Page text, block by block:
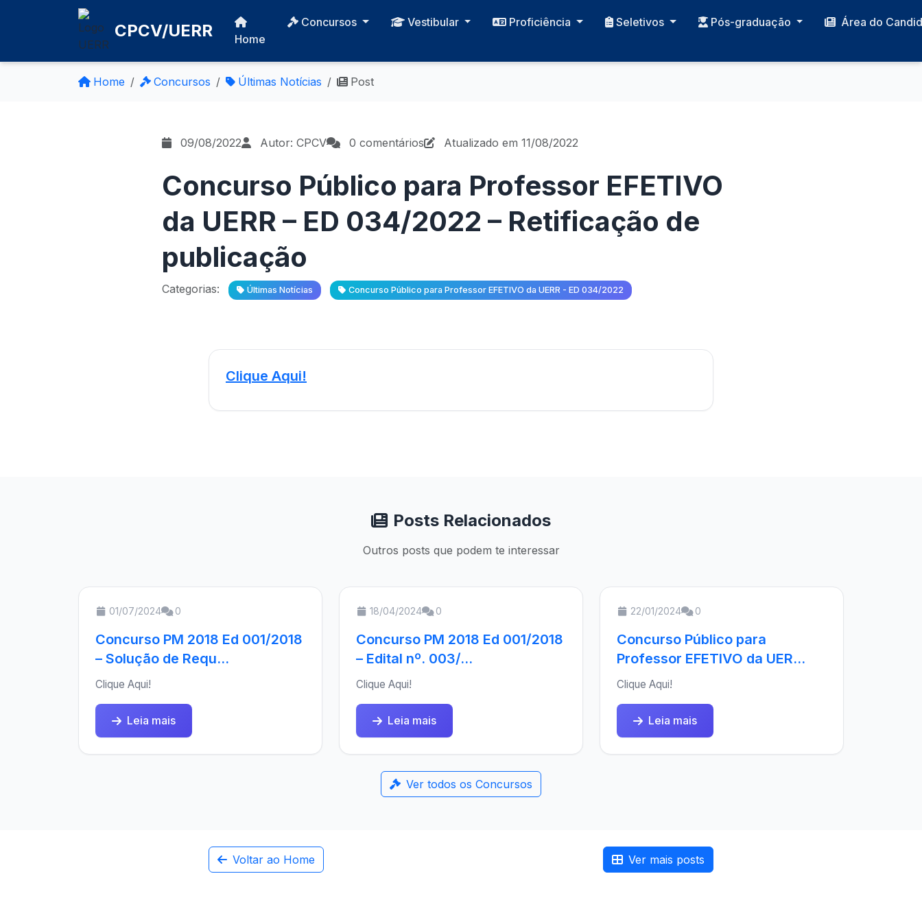
CPCV/UERR Home
Concursos Vestibular Proficiência Seletivos Pós-graduação Área do
Home Concursos Últimas Notícias Post
09/08/2022 Autor: CPCV 0 comentários Atualizado em 11/08/2022
Concurso Público para Professor EFETIVO
da UERR – ED 034/2022 – Retificação de
publicação
Categorias: Últimas Notícias Concurso Público para Professor EFETIVO da UERR - ED 034/2022
Clique Aqui!
Posts Relacionados
Outros posts que podem te interessar
01/07/2024 0
Concurso PM 2018 Ed 001/2018
– Solução de Requ...
Clique Aqui!
Leia mais
18/04/2024 0
Concurso PM 2018 Ed 001/2018
– Edital nº. 003/...
Clique Aqui!
Leia mais
22/01/2024 0
Concurso Público para
Professor EFETIVO da UER...
Clique Aqui!
Leia mais
Ver todos os Concursos
Voltar ao Home Ver mais posts